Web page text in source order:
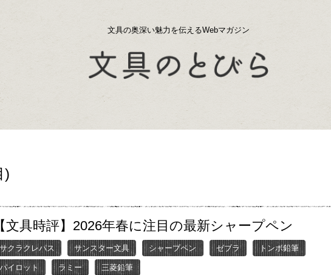
文具の奥深い魅力を伝えるWebマガジン
)
【文具時評】2026年春に注目の最新シャープペン
サクラクレパス サンスター文具 シャープペン ゼブラ トンボ鉛筆
パイロット ラミー 三菱鉛筆